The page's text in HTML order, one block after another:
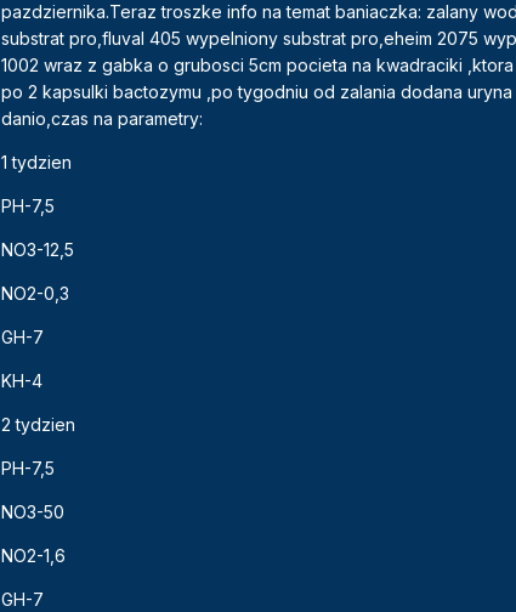
pazdziernika.Teraz troszke info na temat baniaczka: zalany
substrat pro,fluval 405 wypelniony substrat pro,eheim 2075
1002 wraz z gabka o grubosci 5cm pocieta na kwadraciki
po 2 kapsulki bactozymu ,po tygodniu od zalania dodana
danio,czas na parametry:
1 tydzien
PH-7,5
NO3-12,5
NO2-0,3
GH-7
KH-4
2 tydzien
PH-7,5
NO3-50
NO2-1,6
GH-7